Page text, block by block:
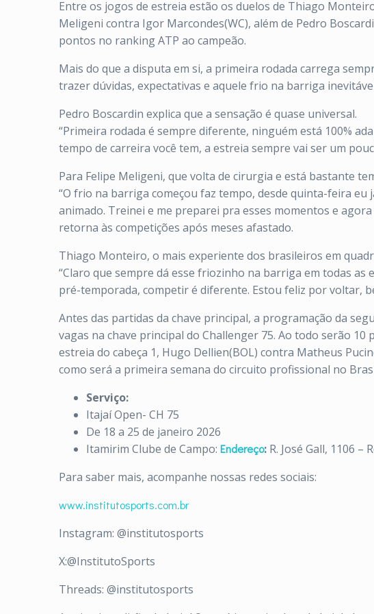
Entre os jogos de estreia estão os duelos de Thiago
Meligeni contra Igor Marcondes(WC), além de Pedro
pontos no ranking ATP ao campeão.
Mais do que a disputa em si, a primeira rodada carrega
trazer dúvidas, expectativas e aquele frio na barriga
Pedro Boscardin explica que a sensação é quase universal.
“Primeira rodada é sempre diferente, ninguém está 100%
tempo de carreira você tem, a estreia sempre vai ser um
Para Felipe Meligeni, que volta de cirurgia e está bastante
“O frio na barriga começou faz tempo, desde quinta-feira
animado. Treinei e me preparei pra esses momentos e
retorna às competições após meses afastado.
Thiago Monteiro, o mais experiente dos brasileiros em
“Claro que sempre dá esse friozinho na barriga em todas
pré-temporada, competir é diferente. Estou feliz por voltar,
Antes das partidas da chave principal, a programação da
vagas na chave principal do Challenger 75. Ao todo serão
estreia do cabeça 1, Hugo Dellien(BOL) contra Matheus
como será a primeira semana do circuito profissional no
Serviço:
Itajaí Open- CH 75
De 18 a 25 de janeiro 2026
Itamirim Clube de Campo: Endereço: R. José Gall, 1106 –
Para saber mais, acompanhe nossas redes sociais:
www.institutosports.com.br
Instagram: @institutosports
X:@InstitutoSports
Threads: @institutosports